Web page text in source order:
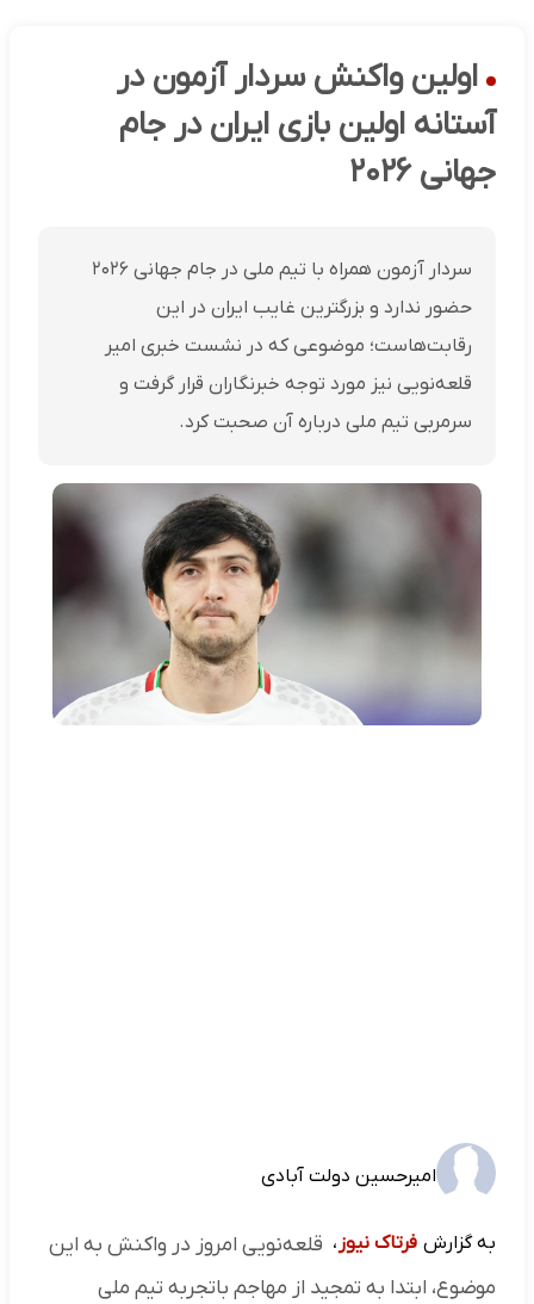
اولین واکنش سردار آزمون در
آستانه اولین بازی ایران در جام
جهانی ۲۰۲۶
سردار آزمون همراه با تیم ملی در جام جهانی ۲۰۲۶
حضور ندارد و بزرگترین غایب ایران در این
رقابت‌هاست؛ موضوعی که در نشست خبری امیر
قلعه‌نویی نیز مورد توجه خبرنگاران قرار گرفت و
سرمربی تیم ملی درباره آن صحبت کرد.
امیرحسین دولت آبادی
به گزارش فرتاک نیوز ، قلعه‌نویی امروز در واکنش به این
موضوع، ابتدا به تمجید از مهاجم باتجربه تیم ملی